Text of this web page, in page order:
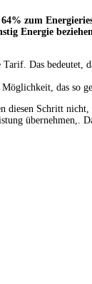
zum
Energie
Das
das so
Schritt
übernehmen,.